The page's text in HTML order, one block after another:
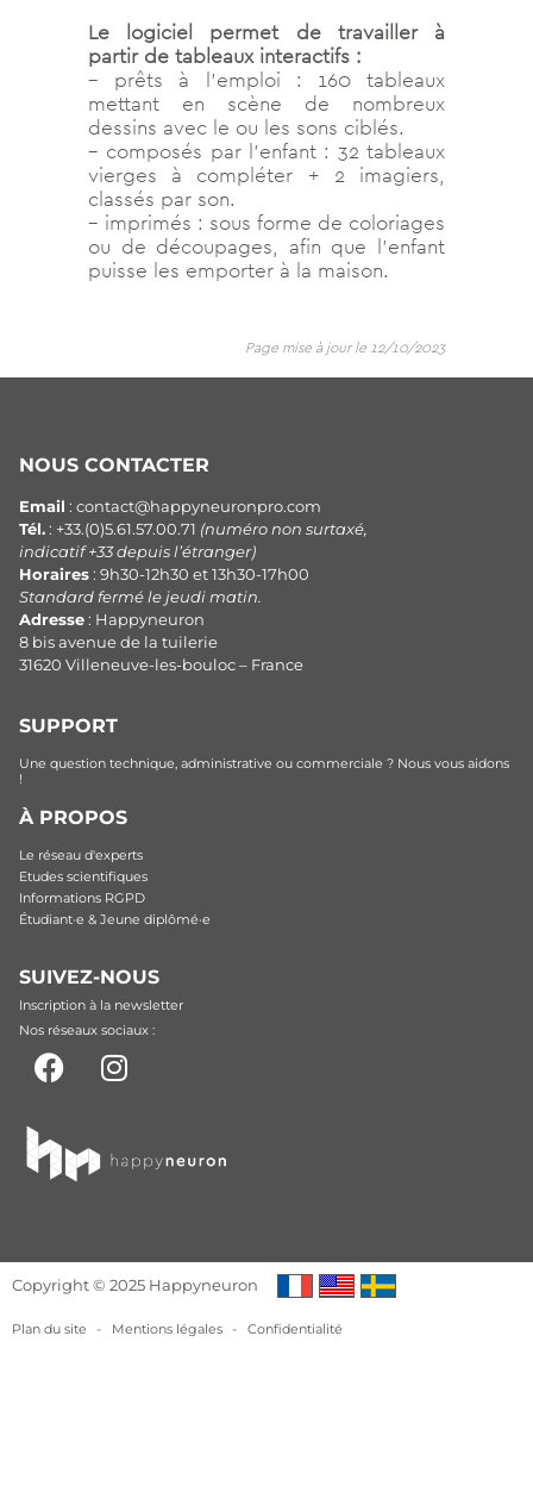
Le logiciel permet de travailler à
partir de tableaux interactifs :
– prêts à l’emploi : 160 tableaux
mettant en scène de nombreux
dessins avec le ou les sons ciblés.
– composés par l’enfant : 32 tableaux
vierges à compléter + 2 imagiers,
classés par son.
– imprimés : sous forme de coloriages
ou de découpages, afin que l’enfant
puisse les emporter à la maison.
Page mise à jour le 12/10/2023
NOUS CONTACTER
Email : contact@happyneuronpro.com
Tél. : +33.(0)5.61.57.00.71 (numéro non surtaxé,
indicatif +33 depuis l’étranger)
Horaires : 9h30-12h30 et 13h30-17h00
Standard fermé le jeudi matin.
Adresse : Happyneuron
8 bis avenue de la tuilerie
31620 Villeneuve-les-bouloc – France
SUPPORT
Une question technique, administrative ou commerciale ? Nous vous aidons
!
À PROPOS
Le réseau d'experts
Etudes scientifiques
Informations RGPD
Étudiant·e & Jeune diplômé·e
SUIVEZ-NOUS
Inscription à la newsletter
Nos réseaux sociaux :
Copyright © 2025 Happyneuron
Plan du site - Mentions légales - Confidentialité